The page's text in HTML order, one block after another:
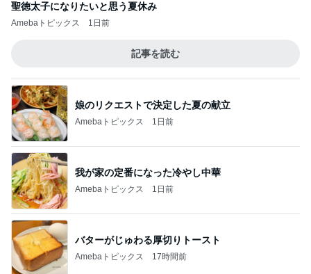
聖徳太子になりたいと思う夏休み
Amebaトピックス 1日前
記事を読む
娘のリクエストで決定した夏の献立
Amebaトピックス 1日前
我が家の定番になった冷やし中華
Amebaトピックス 1日前
バターがじゅわる厚切りトースト
Amebaトピックス 17時間前